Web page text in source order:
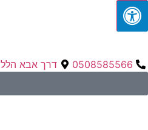
0508585566
דרך אבא הלל 68, רמת גן